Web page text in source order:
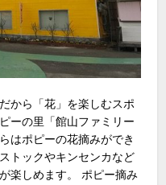
から「花」を楽しむスポ
ーの里「館山ファミリー
はポピーの花摘みができ
トックやキンセンカなど
楽しめます。 ポピー摘み